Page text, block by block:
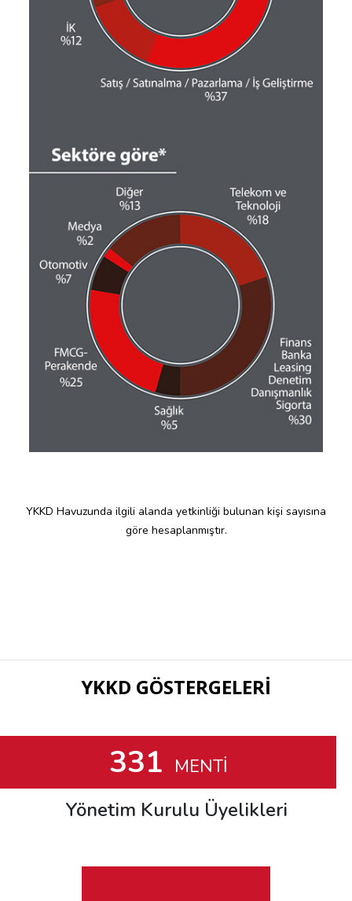
YKKD Havuzunda ilgili alanda yetkinliği bulunan kişi sayısına
göre hesaplanmıştır.
YKKD GÖSTERGELERİ
331 MENTİ
Yönetim Kurulu Üyelikleri